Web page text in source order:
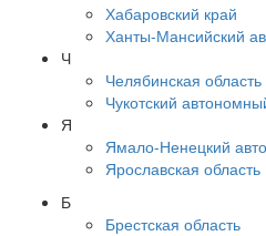
Хабаровский край
Ханты-Мансийский
Ч
Челябинская область
Чукотский
Я
Ямало-Ненецкий
Ярославская область
Б
Брестская область